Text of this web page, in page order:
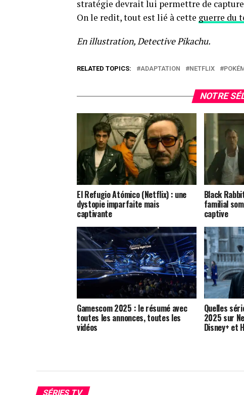
stratégie devrait lui permettre de
On le redit, tout est lié à cette guerre du
En illustration, Detective Pikachu.
RELATED TOPICS: ADAPTATION NETFLIX
NOTRE
El Refugio Atómico (Netflix) : une
dystopie imparfaite mais
captivante
Black
familial
captive
Gamescom 2025 : le résumé avec
toutes les annonces, toutes les
vidéos
Quelles
2025 sur
Disney+ et
SÉRIES TV